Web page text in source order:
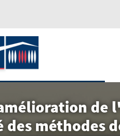
de
méthodes